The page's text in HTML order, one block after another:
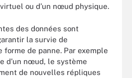
ou d’un nœud physique.
des données sont
la survie de
forme de panne. Par exemple
d’un nœud, le système
de nouvelles répliques